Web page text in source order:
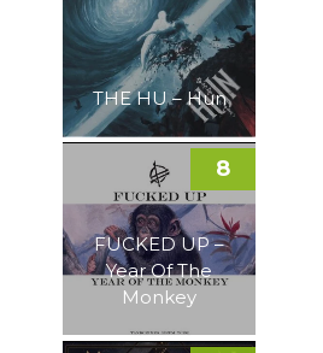
THE HU – Hun
FUCKED UP –
Year Of The
Monkey
8